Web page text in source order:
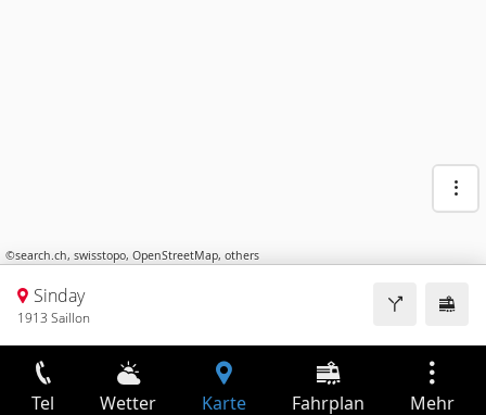
©search.ch, swisstopo, OpenStreetMap, others
Sinday
1913 Saillon
Tel Wetter Karte Fahrplan Mehr